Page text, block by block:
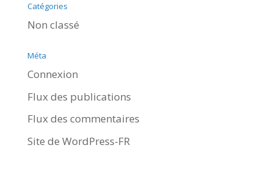
Catégories
Non classé
Méta
Connexion
Flux des publications
Flux des commentaires
Site de WordPress-FR